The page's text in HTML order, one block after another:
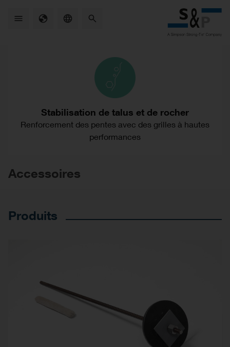
Stabilisation de talus et de rocher
Renforcement des pentes avec des grilles à hautes
performances
Accessoires
Produits